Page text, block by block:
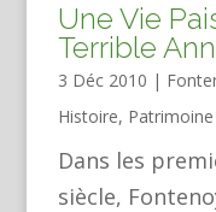
Une Vie
Terrible
3 Déc 2010 |
Histoire, Patrimoine
Dans les
siècle,